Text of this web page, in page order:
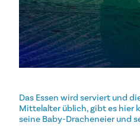
Das Essen wird serviert und
Mittelalter üblich, gibt es hier
seine Baby-Dracheneier und